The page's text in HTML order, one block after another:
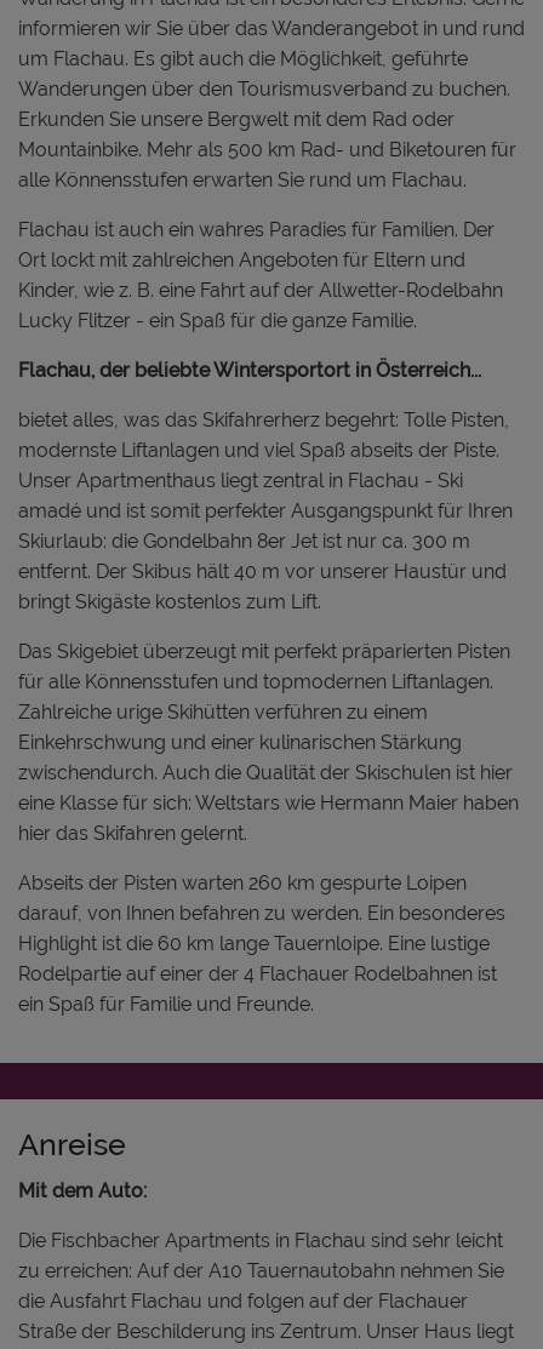
informieren wir Sie über das Wanderangebot in und rund
um Flachau. Es gibt auch die Möglichkeit, geführte
Wanderungen über den Tourismusverband zu buchen.
Erkunden Sie unsere Bergwelt mit dem Rad oder
Mountainbike. Mehr als 500 km Rad- und Biketouren für
alle Könnensstufen erwarten Sie rund um Flachau.
Flachau ist auch ein wahres Paradies für Familien. Der
Ort lockt mit zahlreichen Angeboten für Eltern und
Kinder, wie z. B. eine Fahrt auf der Allwetter-Rodelbahn
Lucky Flitzer - ein Spaß für die ganze Familie.
Flachau, der beliebte Wintersportort in Österreich...
bietet alles, was das Skifahrerherz begehrt: Tolle Pisten,
modernste Liftanlagen und viel Spaß abseits der Piste.
Unser Apartmenthaus liegt zentral in Flachau - Ski
amadé und ist somit perfekter Ausgangspunkt für Ihren
Skiurlaub: die Gondelbahn 8er Jet ist nur ca. 300 m
entfernt. Der Skibus hält 40 m vor unserer Haustür und
bringt Skigäste kostenlos zum Lift.
Das Skigebiet überzeugt mit perfekt präparierten Pisten
für alle Könnensstufen und topmodernen Liftanlagen.
Zahlreiche urige Skihütten verführen zu einem
Einkehrschwung und einer kulinarischen Stärkung
zwischendurch. Auch die Qualität der Skischulen ist hier
eine Klasse für sich: Weltstars wie Hermann Maier haben
hier das Skifahren gelernt.
Abseits der Pisten warten 260 km gespurte Loipen
darauf, von Ihnen befahren zu werden. Ein besonderes
Highlight ist die 60 km lange Tauernloipe. Eine lustige
Rodelpartie auf einer der 4 Flachauer Rodelbahnen ist
ein Spaß für Familie und Freunde.
Anreise
Mit dem Auto:
Die Fischbacher Apartments in Flachau sind sehr leicht
zu erreichen: Auf der A10 Tauernautobahn nehmen Sie
die Ausfahrt Flachau und folgen auf der Flachauer
Straße der Beschilderung ins Zentrum. Unser Haus liegt